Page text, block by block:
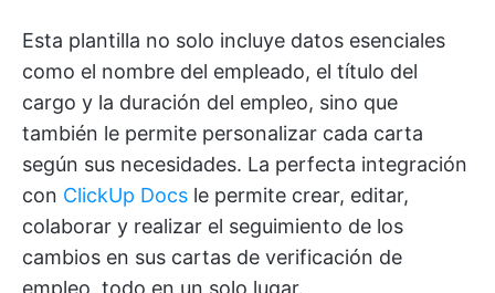
Esta plantilla no solo incluye datos esenciales
como el nombre del empleado, el título del
cargo y la duración del empleo, sino que
también le permite personalizar cada carta
según sus necesidades. La perfecta integración
con ClickUp Docs le permite crear, editar,
colaborar y realizar el seguimiento de los
cambios en sus cartas de verificación de
empleo, todo en un solo lugar.